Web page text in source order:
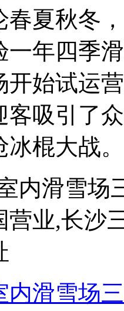
春夏秋冬
一年四季
开始试运
客吸引了
冰棍大战
内滑雪场